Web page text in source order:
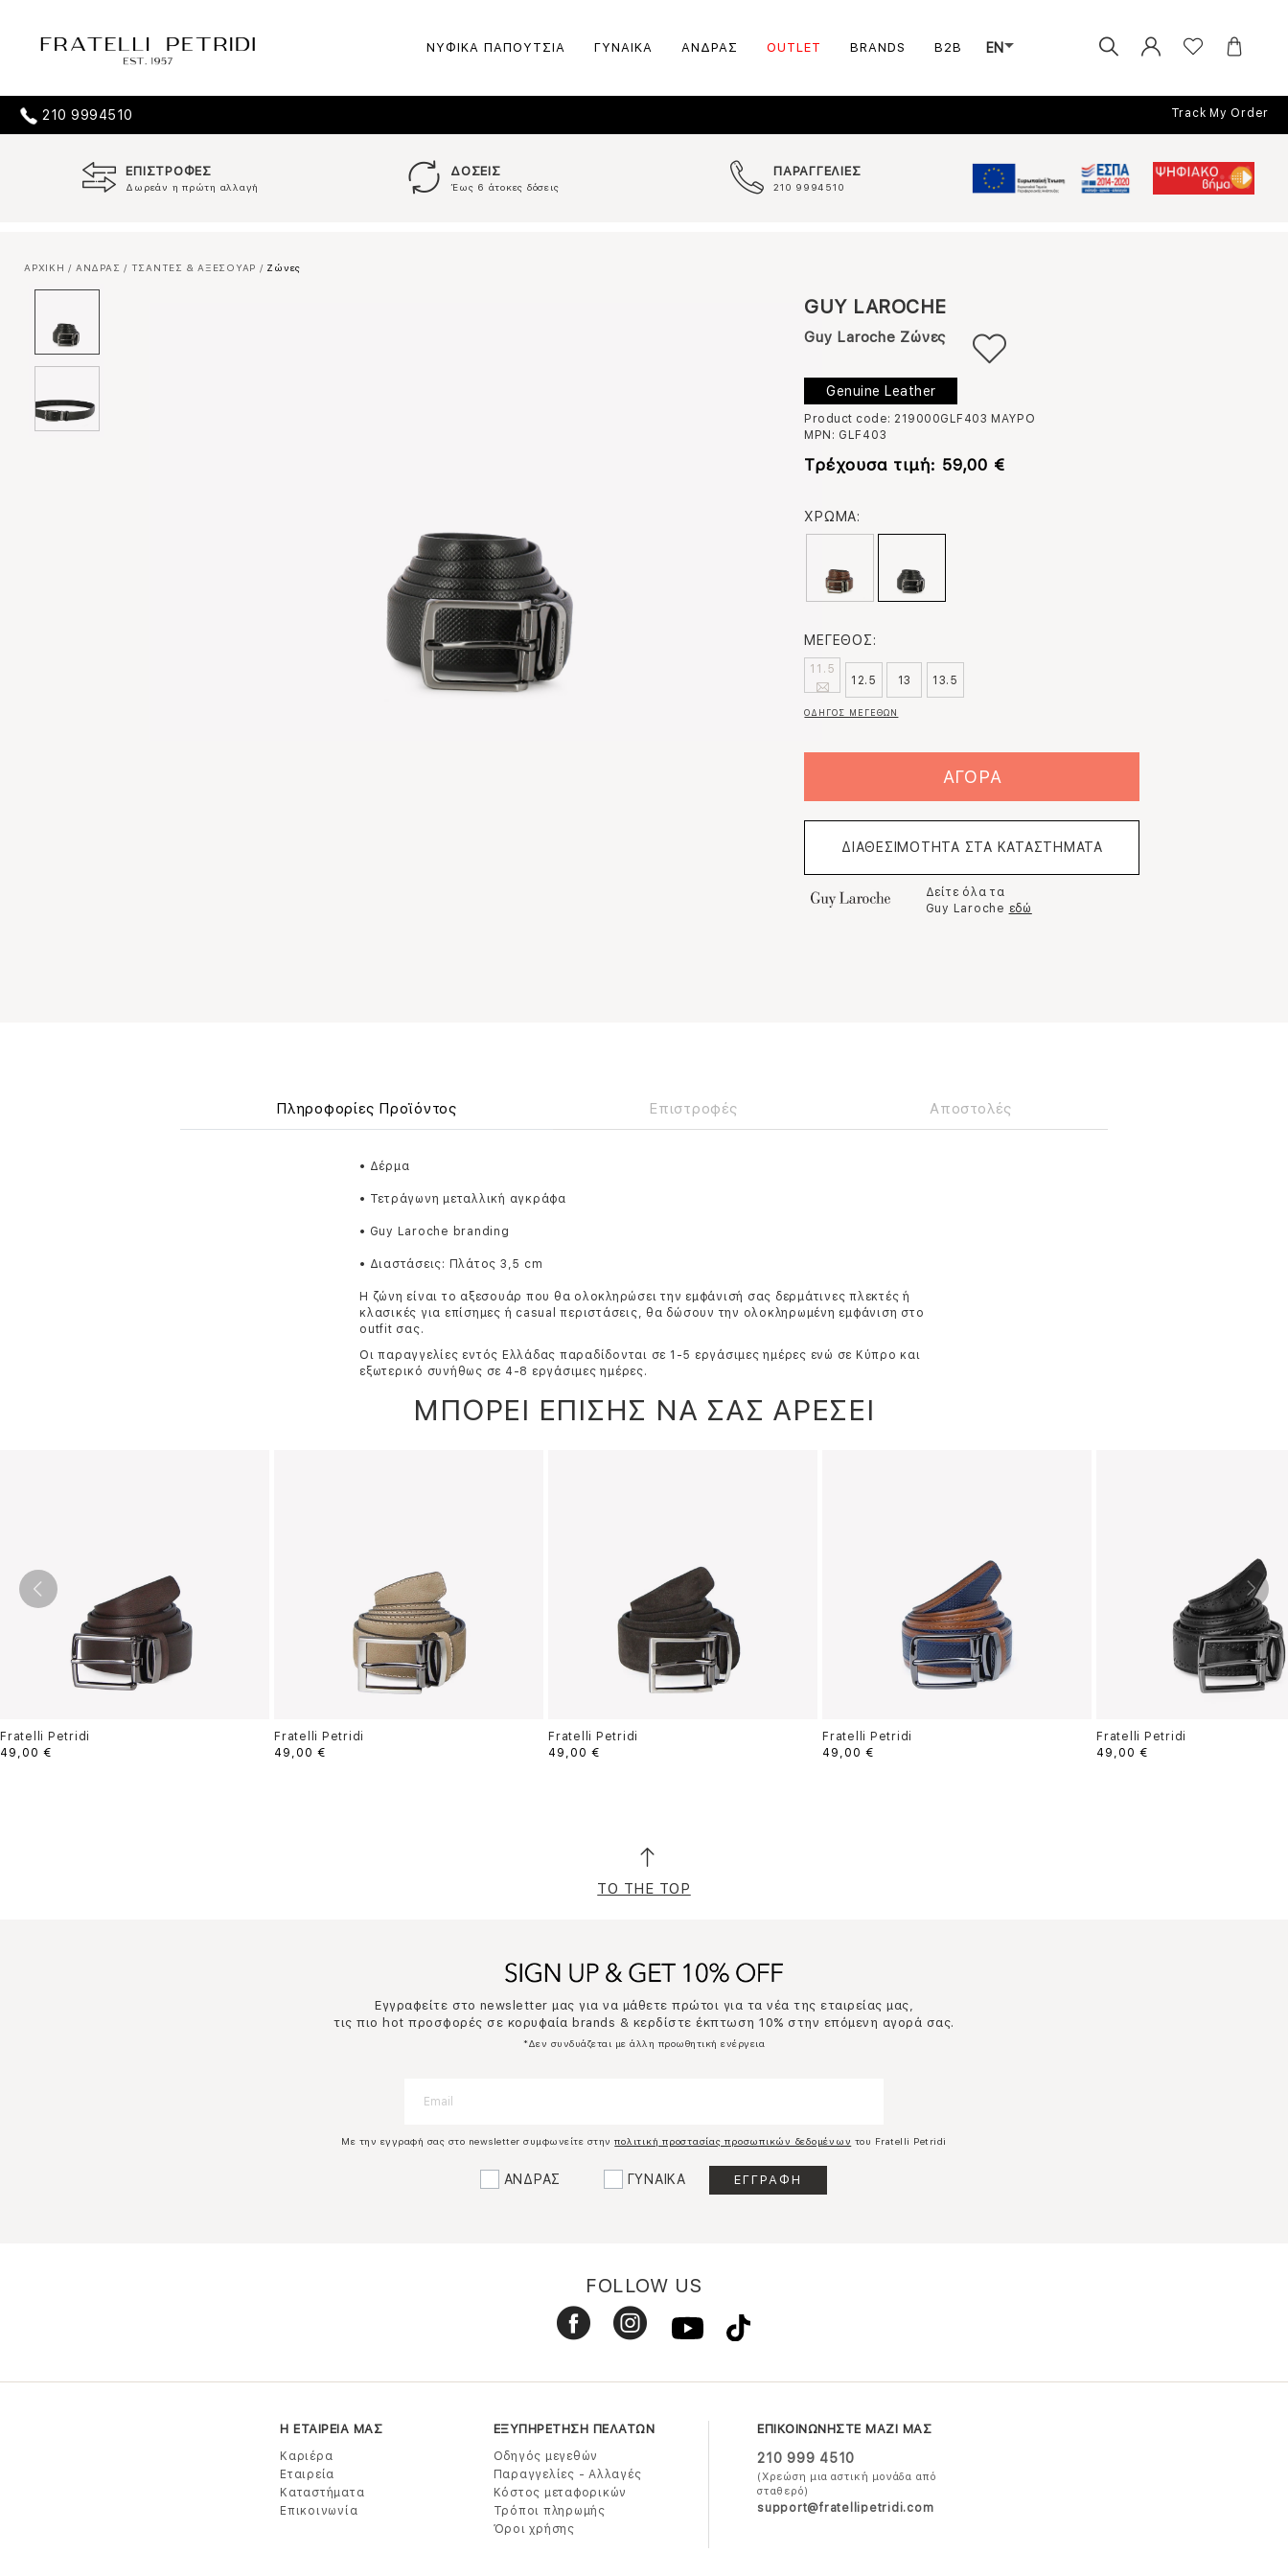
ΝΥΦΙΚΑ ΠΑΠΟΥΤΣΙΑ ΓΥΝΑΙΚΑ ΑΝΔΡΑΣ OUTLET BRANDS B2B EN
210 9994510 Track My Order
ΕΠΙΣΤΡΟΦΕΣ
Δωρεάν η πρώτη αλλαγή
ΔΟΣΕΙΣ
Έως 6 άτοκες δόσεις
ΠΑΡΑΓΓΕΛΙΕΣ
210 9994510
ΑΡΧΙΚΗ / ΑΝΔΡΑΣ / ΤΣΑΝΤΕΣ & ΑΞΕΣΟΥΑΡ / Ζώνες
GUY LAROCHE
Guy Laroche Ζώνες
Genuine Leather
Product code: 219000GLF403 ΜΑΥΡΟ
MPN: GLF403
Τρέχουσα τιμή: 59,00 €
ΧΡΩΜΑ:
ΜΕΓΕΘΟΣ:
11.5
12.5
13 13.5
ΟΔΗΓΟΣ ΜΕΓΕΘΩΝ
ΑΓΟΡΑ
ΔΙΑΘΕΣΙΜΟΤΗΤΑ ΣΤΑ ΚΑΤΑΣΤΗΜΑΤΑ
Δείτε όλα τα
Guy Laroche εδώ
Πληροφορίες Προϊόντος Επιστροφές Αποστολές
• Δέρμα
• Τετράγωνη μεταλλική αγκράφα
• Guy Laroche branding
• Διαστάσεις: Πλάτος 3,5 cm
Η ζώνη είναι το αξεσουάρ που θα ολοκληρώσει την εμφάνισή σας δερμάτινες πλεκτές ή
κλασικές για επίσημες ή casual περιστάσεις, θα δώσουν την ολοκληρωμένη εμφάνιση στο
outfit σας.
Οι παραγγελίες εντός Ελλάδας παραδίδονται σε 1-5 εργάσιμες ημέρες ενώ σε Κύπρο και
εξωτερικό συνήθως σε 4-8 εργάσιμες ημέρες.
ΜΠΟΡΕΙ ΕΠΙΣΗΣ ΝΑ ΣΑΣ ΑΡΕΣΕΙ
Fratelli Petridi
49,00 €
Fratelli Petridi
49,00 €
Fratelli Petridi
49,00 €
Fratelli Petridi
49,00 €
Fratelli Petridi
49,00 €
TO THE TOP
Εγγραφείτε στο newsletter μας για να μάθετε πρώτοι για τα νέα της εταιρείας μας,
τις πιο hot προσφορές σε κορυφαία brands & κερδίστε έκπτωση 10% στην επόμενη αγορά σας.
*Δεν συνδυάζεται με άλλη προωθητική ενέργεια
Με την εγγραφή σας στο newsletter συμφωνείτε στηνπολιτική προστασίας προσωπικών δεδομένων του Fratelli Petridi
ΑΝΔΡΑΣ ΓΥΝΑΙΚΑ
FOLLOW US
Η ΕΤΑΙΡΕΙΑ ΜΑΣ
Καριέρα
Εταιρεία
Καταστήματα
Επικοινωνία
ΕΞΥΠΗΡΕΤΗΣΗ ΠΕΛΑΤΩΝ
Οδηγός μεγεθών
Παραγγελίες - Αλλαγές
Κόστος μεταφορικών
Τρόποι πληρωμής
Όροι χρήσης
ΕΠΙΚΟΙΝΩΝΗΣΤΕ ΜΑΖΙ ΜΑΣ
210 999 4510
(Χρεώση μια αστική μονάδα από
σταθερό)
support@fratellipetridi.com